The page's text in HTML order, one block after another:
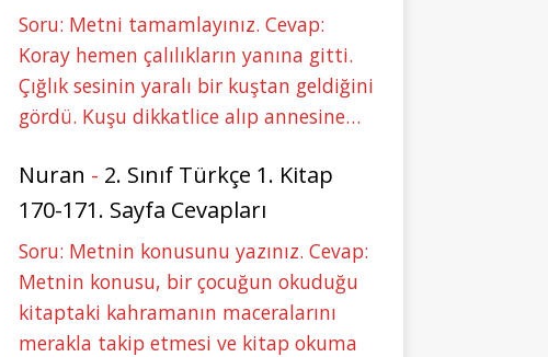
Soru: Metni tamamlayınız. Cevap:
Koray hemen çalılıkların yanına gitti.
Çığlık sesinin yaralı bir kuştan geldiğini
gördü. Kuşu dikkatlice alıp annesine…
Nuran - 2. Sınıf Türkçe 1. Kitap
170-171. Sayfa Cevapları
Soru: Metnin konusunu yazınız. Cevap:
Metnin konusu, bir çocuğun okuduğu
kitaptaki kahramanın maceralarını
merakla takip etmesi ve kitap okuma